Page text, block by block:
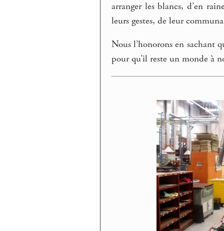
arranger les blancs, d’en
leurs gestes, de leur
Nous l’honorons en sachant
pour qu’il reste un monde à